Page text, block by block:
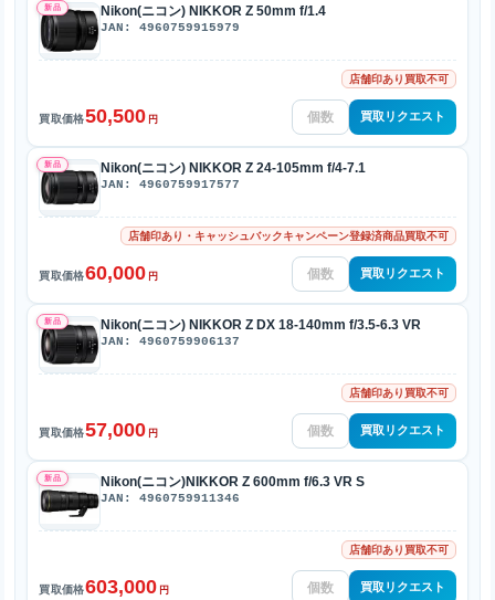
新品 Nikon(ニコン) NIKKOR Z 50mm f/1.4
JAN: 4960759915979
店舗印あり買取不可
買取価格50,500 円 買取リクエスト
新品 Nikon(ニコン) NIKKOR Z 24-105mm f/4-7.1
JAN: 4960759917577
店舗印あり・キャッシュバックキャンペーン登録済商品買取不可
買取価格60,000 円 買取リクエスト
新品 Nikon(ニコン) NIKKOR Z DX 18-140mm f/3.5-6.3 VR
JAN: 4960759906137
店舗印あり買取不可
買取価格57,000 円 買取リクエスト
新品 Nikon(ニコン)NIKKOR Z 600mm f/6.3 VR S
JAN: 4960759911346
店舗印あり買取不可
買取価格603,000 円 買取リクエスト